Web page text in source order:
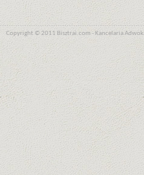
Copyright © 2011 Bisztrai.com - Kancelaria